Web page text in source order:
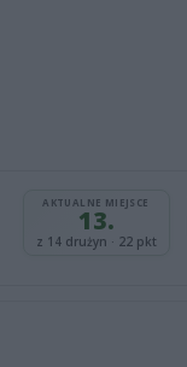
AKTUALNE MIEJSCE
13.
z 14 drużyn · 22 pkt